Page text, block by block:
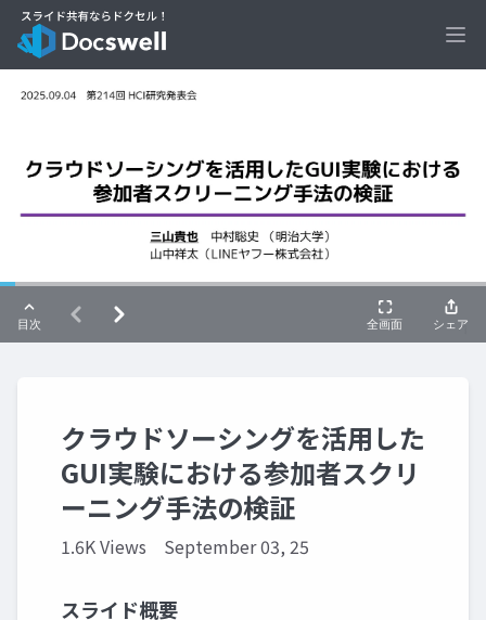
クラウドソーシングを活用した
GUI実験における参加者スクリ
ーニング手法の検証
1.6K Views September 03, 25
スライド概要